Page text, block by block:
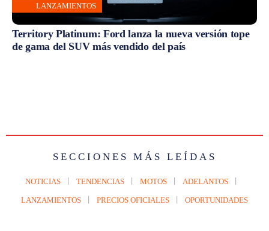
LANZAMIENTOS
Territory Platinum: Ford lanza la nueva versión tope
de gama del SUV más vendido del país
SECCIONES MÁS LEÍDAS
NOTICIAS TENDENCIAS MOTOS ADELANTOS
LANZAMIENTOS PRECIOS OFICIALES OPORTUNIDADES